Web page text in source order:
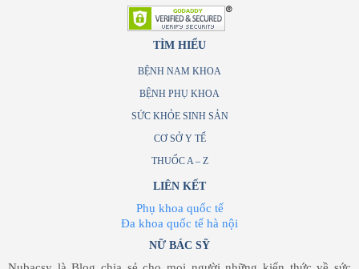
TÌM HIỂU
BỆNH NAM KHOA
BỆNH PHỤ KHOA
SỨC KHỎE SINH SẢN
CƠ SỞ Y TẾ
THUỐC A – Z
LIÊN KẾT
Phụ khoa quốc tế
Đa khoa quốc tế hà nội
NỮ BÁC SỸ